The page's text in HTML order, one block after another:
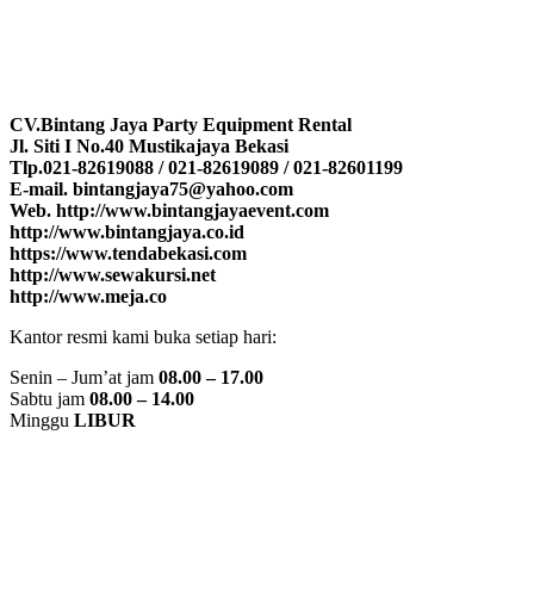
CV.Bintang Jaya Party Equipment Rental
Jl. Siti I No.40 Mustikajaya Bekasi
Tlp.021-82619088 / 021-82619089 / 021-82601199
E-mail. bintangjaya75@yahoo.com
Web. http://www.bintangjayaevent.com
http://www.bintangjaya.co.id
https://www.tendabekasi.com
http://www.sewakursi.net
http://www.meja.co
Kantor resmi kami buka setiap hari:
Senin – Jum’at jam 08.00 – 17.00
Sabtu jam 08.00 – 14.00
Minggu LIBUR